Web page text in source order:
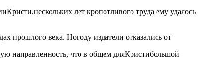
Кристи.нескольких лет кропотливого труда ему удалось
прошлого века. Ногоду издатели отказались от
направленность, что в общем дляКристибольшой